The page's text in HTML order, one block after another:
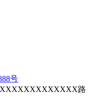
号
路